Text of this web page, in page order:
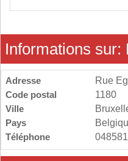
Informations sur:
Adresse
Rue
Code postal
1180
Ville
Pays
Téléphone